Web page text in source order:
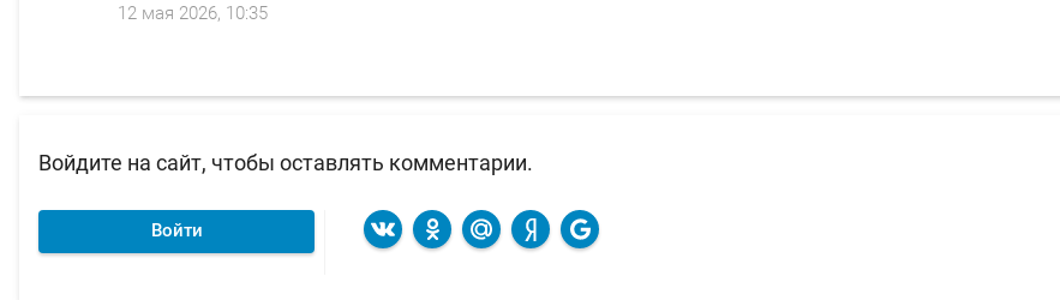
12 мая 2026, 10:35
Войдите на сайт, чтобы оставлять комментарии.
Войти